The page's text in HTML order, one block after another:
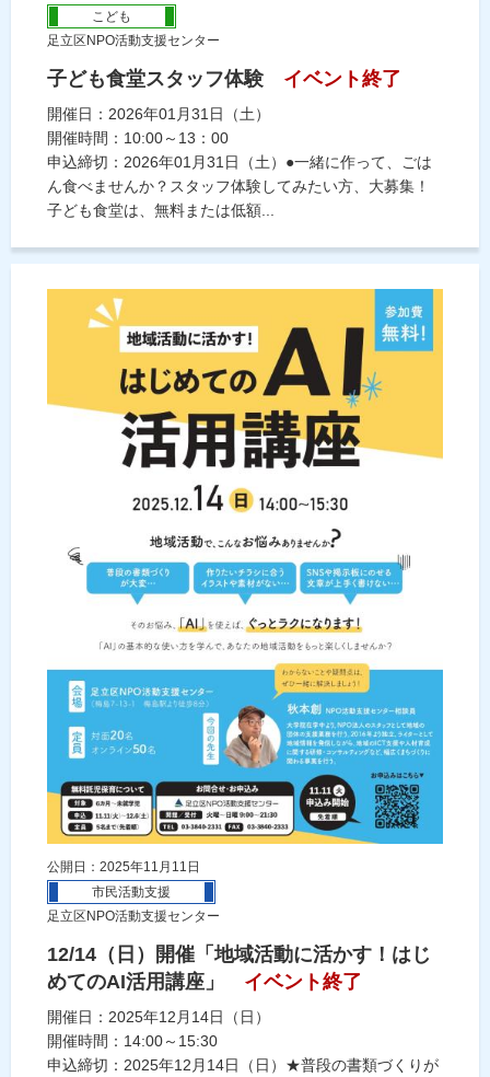
こども
足立区NPO活動支援センター
子ども食堂スタッフ体験 イベント終了
開催日：2026年01月31日（土）
開催時間：10:00～13：00
申込締切：2026年01月31日（土）●一緒に作って、ごは
ん食べませんか？スタッフ体験してみたい方、大募集！
子ども食堂は、無料または低額...
公開日：2025年11月11日
市民活動支援
足立区NPO活動支援センター
12/14（日）開催「地域活動に活かす！はじ
めてのAI活用講座」
イベント終了
開催日：2025年12月14日（日）
開催時間：14:00～15:30
申込締切：2025年12月14日（日）★普段の書類づくりが